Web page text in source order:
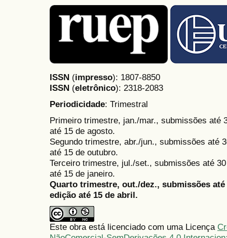
ISSN (impresso): 1807-8850
ISSN (eletrônico): 2318-2083
Periodicidade: Trimestral
Primeiro trimestre, jan./mar., submissões até
até 15 de agosto.
Segundo trimestre, abr./jun., submissões até
até 15 de outubro.
Terceiro trimestre, jul./set., submissões até
até 15 de janeiro.
Quarto trimestre, out./dez., submissões
edição até 15 de abril.
Este obra está licenciado com uma Licença